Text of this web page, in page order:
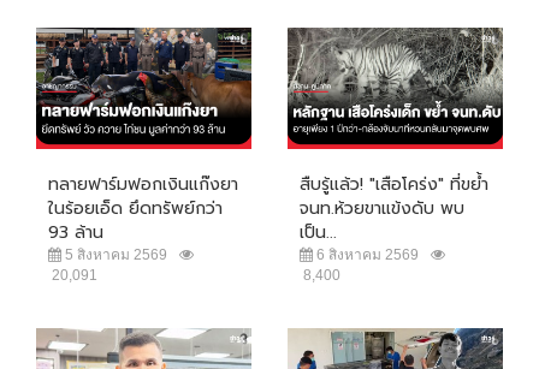
ทลายฟาร์มฟอกเงินแก๊งยา
ในร้อยเอ็ด ยึดทรัพย์กว่า
93 ล้าน
5 สิงหาคม 2569
20,091
สืบรู้แล้ว! "เสือโคร่ง" ที่ขย้ำ
จนท.ห้วยขาแข้งดับ พบ
เป็น...
6 สิงหาคม 2569
8,400